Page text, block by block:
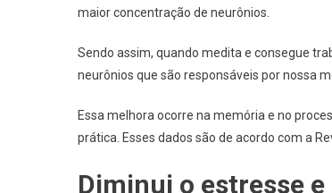
maior concentração de neurônios.
Sendo assim, quando medita e consegue
neurônios que são responsáveis por nossa
Essa melhora ocorre na memória e no
prática. Esses dados são de acordo com a
Diminui o estresse